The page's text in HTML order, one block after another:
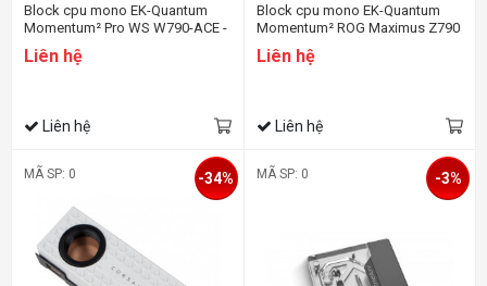
Block cpu mono EK-Quantum
Momentum² Pro WS W790-ACE -
Liên hệ
Liên hệ
Block cpu mono EK-Quantum
Momentum² ROG Maximus Z790
Liên hệ
Liên hệ
MÃ SP: 0 -34% MÃ SP: 0 -3%